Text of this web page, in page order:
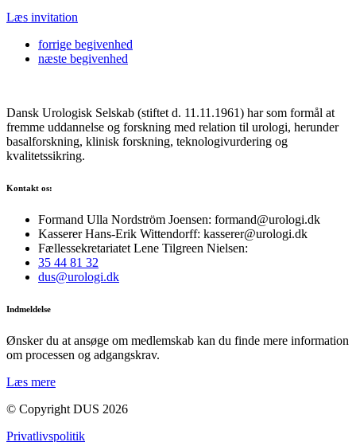
Læs invitation
forrige begivenhed
næste begivenhed
Dansk Urologisk Selskab (stiftet d. 11.11.1961) har som formål at
fremme uddannelse og forskning med relation til urologi, herunder
basalforskning, klinisk forskning, teknologivurdering og
kvalitetssikring.
Kontakt os:
Formand Ulla Nordström Joensen: formand@urologi.dk
Kasserer Hans-Erik Wittendorff: kasserer@urologi.dk
Fællessekretariatet Lene Tilgreen Nielsen:
35 44 81 32
dus@urologi.dk
Indmeldelse
Ønsker du at ansøge om medlemskab kan du finde mere information
om processen og adgangskrav.
Læs mere
© Copyright DUS 2026
Privatlivspolitik